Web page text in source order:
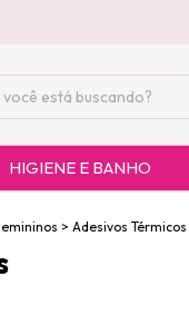
HIGIENE E BANHO
> Adesivos Térmicos